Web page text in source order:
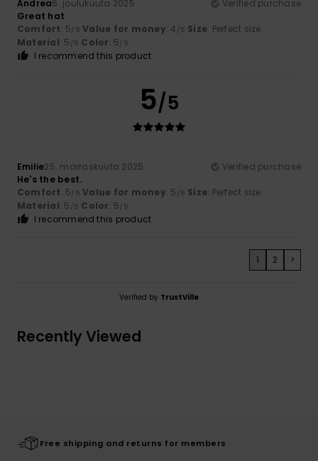
Andrea6. joulukuuta 2025
Verified purchase
Great hat
Comfort: 5/5 Value for money: 4 /5 Size: Perfect size
Material: 5 /5 Color: 5/5
I recommend this product
5/5
Emilie25. marraskuuta 2025
Verified purchase
He's the best.
Comfort: 5/5 Value for money: 5 /5 Size: Perfect size
Material: 5 /5 Color: 5/5
I recommend this product
1 2 >
Verified by TrustVille
Recently Viewed
Free shipping and returns for members